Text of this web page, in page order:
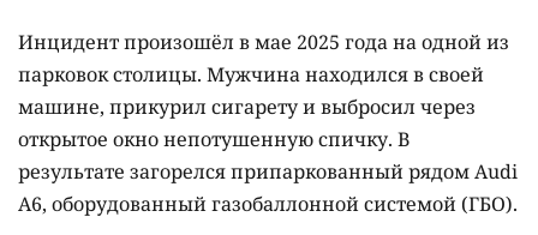
Инцидент произошёл в мае 2025 года на одной из
парковок столицы. Мужчина находился в своей
машине, прикурил сигарету и выбросил через
открытое окно непотушенную спичку. В
результате загорелся припаркованный рядом Audi
A6, оборудованный газобаллонной системой (ГБО).